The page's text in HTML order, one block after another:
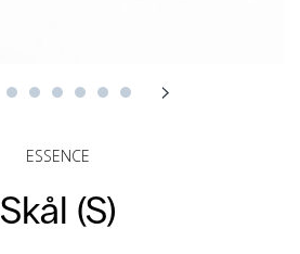
ESSENCE
Skål (S)